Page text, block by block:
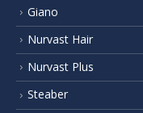
Giano
Nurvast Hair
Nurvast Plus
Steaber